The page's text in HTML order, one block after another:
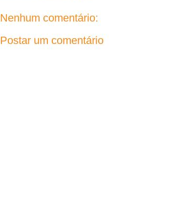
Nenhum comentário:
Postar um comentário